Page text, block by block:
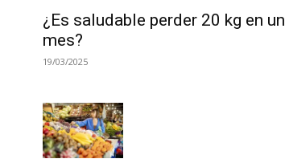
¿Es saludable perder 20 kg en un
mes?
19/03/2025